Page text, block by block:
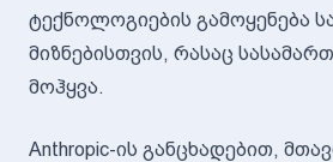
ტექნოლოგიების გამოყენება
მიზნებისთვის, რასაც
მოჰყვა.
Anthropic-ის განცხადებით,